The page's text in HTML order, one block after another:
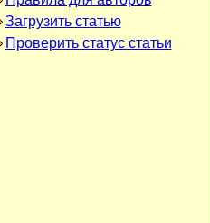
Загрузить статью
Проверить статус статьи